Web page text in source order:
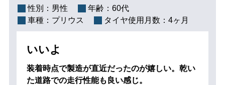
性別： 男性 年齢： 60代
車種： プリウス タイヤ使用月数： 4ヶ月
いいよ
装着時点で製造が直近だったのが嬉しい。乾い
た道路での走行性能も良い感じ。